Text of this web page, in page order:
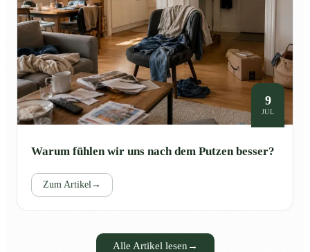
9
JUL
Warum fühlen wir uns nach dem Putzen besser?
Zum Artikel →
Alle Artikel lesen →